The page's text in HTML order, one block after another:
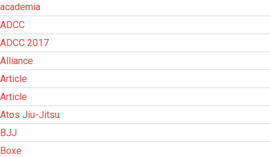
academia
ADCC
ADCC 2017
Alliance
Article
Article
Atos Jiu-Jitsu
BJJ
Boxe